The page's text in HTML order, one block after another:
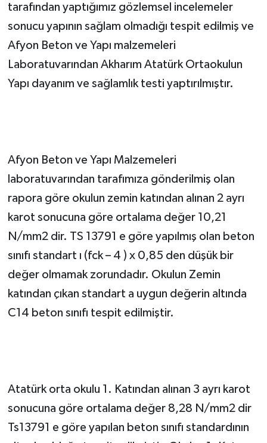
tarafından yaptığımız gözlemsel incelemeler
sonucu yapının sağlam olmadığı tespit edilmiş ve
Afyon Beton ve Yapı malzemeleri
Laboratuvarından Akharım Atatürk Ortaokulun
Yapı dayanım ve sağlamlık testi yaptırılmıştır.
Afyon Beton ve Yapı Malzemeleri
laboratuvarından tarafımıza gönderilmiş olan
rapora göre okulun zemin katından alınan 2 ayrı
karot sonucuna göre ortalama değer 10,21
N/mm2 dir. TS 13791 e göre yapılmış olan beton
sınıfı standart ı (fck – 4 ) x 0,85 den düşük bir
değer olmamak zorundadır. Okulun Zemin
katından çıkan standart a uygun değerin altında
C14 beton sınıfı tespit edilmiştir.
Atatürk orta okulu 1. Katından alınan 3 ayrı karot
sonucuna göre ortalama değer 8,28 N/mm2 dir
Ts13791 e göre yapılan beton sınıfı standardının